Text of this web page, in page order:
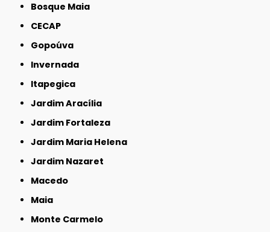
Bosque Maia
CECAP
Gopoúva
Invernada
Itapegica
Jardim Aracília
Jardim Fortaleza
Jardim Maria Helena
Jardim Nazaret
Macedo
Maia
Monte Carmelo